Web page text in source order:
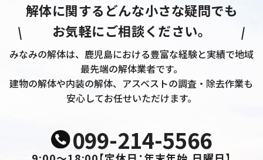
解体に関するどんな小さな疑問でも
お気軽にご相談ください。
みなみの解体は、鹿児島における豊富な経験と実績で地域
最先端の解体業者です。
建物の解体や内装の解体、アスベストの調査・除去作業も
安心してお任せいただけます。
099-214-5566